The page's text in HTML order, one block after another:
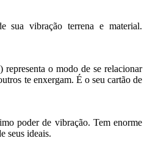
sua vibração terrena e material.
representa o modo de se relacionar
te enxergam. É o seu cartão de
poder de vibração. Tem enorme
seus ideais.